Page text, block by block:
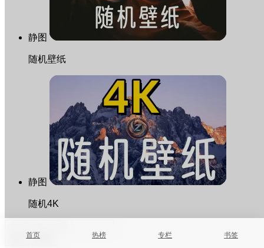
首页 热榜 专栏 书签
静图
随机壁纸
静图
随机4K
清除